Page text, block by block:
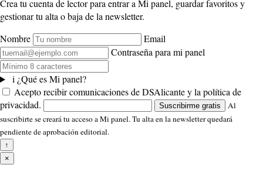
Crea tu cuenta de lector para entrar a Mi panel, guardar favoritos y
gestionar tu alta o baja de la newsletter.
Nombre
Email
Contraseña para mi panel
i ¿Qué es Mi panel?
Acepto recibir comunicaciones de DSAlicante y la política de
privacidad.
Suscribirme gratis
Al
suscribirte se creará tu acceso a Mi panel. Tu alta en la newsletter quedará
pendiente de aprobación editorial.
↑
×